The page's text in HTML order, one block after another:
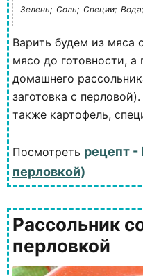
Зелень; Соль; Специи; Вода;
Варить будем из мяса
мясо до готовности,
домашнего
заготовка с
также картофель,
Посмотреть рецепт -
перловкой)
Рассольник
перловкой